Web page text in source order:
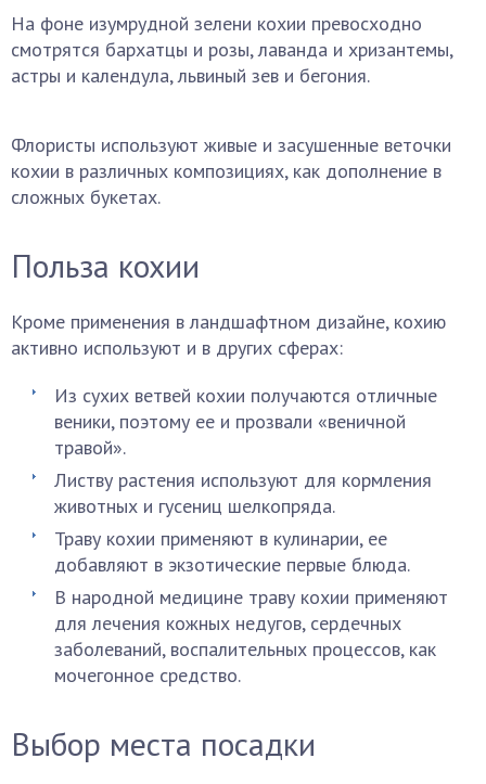
На фоне изумрудной зелени кохии превосходно
смотрятся бархатцы и розы, лаванда и хризантемы,
астры и календула, львиный зев и бегония.
Флористы используют живые и засушенные веточки
кохии в различных композициях, как дополнение в
сложных букетах.
Польза кохии
Кроме применения в ландшафтном дизайне, кохию
активно используют и в других сферах:
Из сухих ветвей кохии получаются отличные
веники, поэтому ее и прозвали «веничной
травой».
Листву растения используют для кормления
животных и гусениц шелкопряда.
Траву кохии применяют в кулинарии, ее
добавляют в экзотические первые блюда.
В народной медицине траву кохии применяют
для лечения кожных недугов, сердечных
заболеваний, воспалительных процессов, как
мочегонное средство.
Выбор места посадки